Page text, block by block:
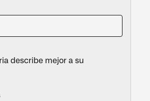
describe mejor a su